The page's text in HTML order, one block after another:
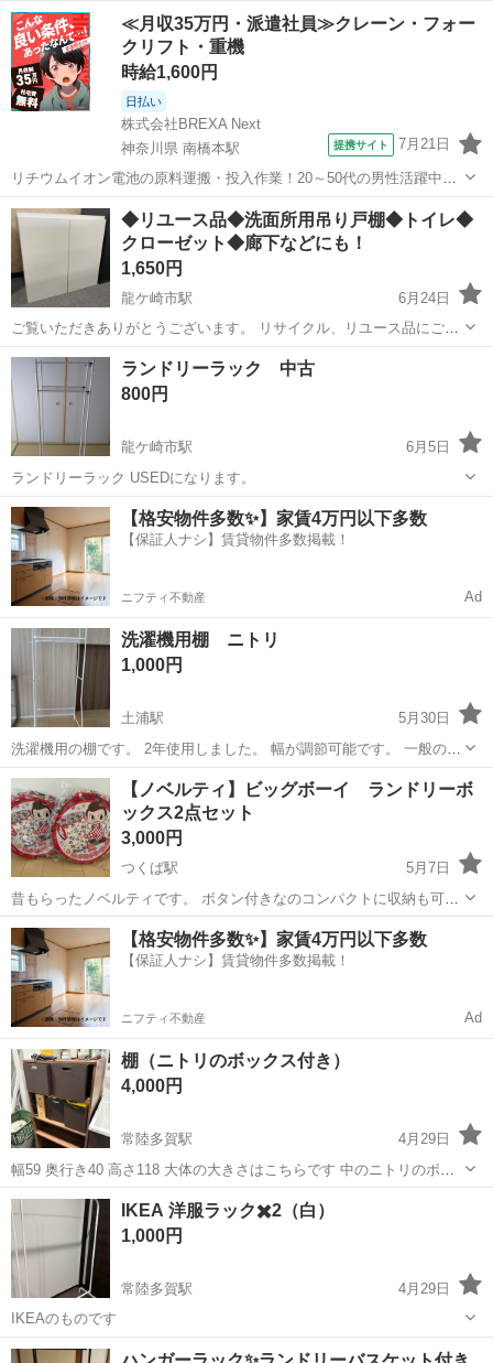
ただくとジモティー限定価格（掲載価格の10%OFF）でご購入が可能
です。 必ずご精算前にスタッフまでお伝えくださいませ。 ■引越でお
なじみ、サカイ引越セン...
茨城 常総市 収納家具 サカイ
≪月収35万円・派遣社員≫クレーン・フォー
クリフト・重機
時給1,600円
日払い
株式会社BREXA Next
神奈川県 南橋本駅
提携サイト 7月21日
リチウムイオン電池の原料運搬・投入作業！20～50代の男性活躍中★
ワンルーム寮完備！赴任旅費会社負担！年間休日130日★フォークリフ
ト免許お持ちの方、活躍中！就業先食堂利用可★《神奈川県相模原
市》 人気の工場のお仕事 ◇電...
神奈川 相模原市 南橋本駅 その他
◆リユース品◆洗面所用吊り戸棚◆トイレ◆
クローゼット◆廊下などにも！
1,650円
龍ケ崎市駅
6月24日
ご覧いただきありがとうございます。 リサイクル、リユース品にご理
解いただける方のみ、よろしくお願い致します。 こちらは洗面所用吊
戸棚です。 使用・保管・運搬に伴う多少の傷や汚れがございます。 左
側に破損が...
茨城 つくばみらい市 龍ケ崎市駅 収納家具
ランドリーラック 中古
800円
龍ケ崎市駅
6月5日
ランドリーラック USEDになります。
茨城 龍ケ崎市 龍ケ崎市駅 収納家具 ランドリー
【格安物件多数✨】家賃4万円以下多数
【保証人ナシ】賃貸物件多数掲載！
ニフティ不動産 Ad
洗濯機用棚 ニトリ
1,000円
土浦駅
5月30日
洗濯機用の棚です。 2年使用しました。 幅が調節可能です。 一般の洗
濯機なら、使用可能です。
茨城 土浦市 収納家具 ニトリ
【ノベルティ】ビッグボーイ ランドリーボ
ックス2点セット
3,000円
つくば駅
5月7日
昔もらったノベルティです。 ボタン付きなのコンパクトに収納も可能
です 未開封ですが自宅保管のため神経質な方はご遠慮下さい
茨城 つくば市 つくば駅 収納家具 ノベルティ
【格安物件多数✨】家賃4万円以下多数
【保証人ナシ】賃貸物件多数掲載！
ニフティ不動産 Ad
棚（ニトリのボックス付き）
4,000円
常陸多賀駅
4月29日
幅59 奥行き40 高さ118 大体の大きさはこちらです 中のニトリのボッ
クス四つお付けします 軽トラや運べる車がある方ご連絡ください！
茨城 日立市 常陸多賀駅 収納家具
IKEA 洋服ラック✖️2（白）
1,000円
常陸多賀駅
4月29日
IKEAのものです
茨城 日立市 常陸多賀駅